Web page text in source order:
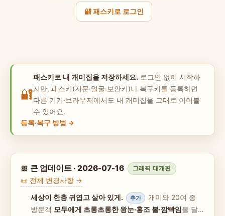
🔐 패스키로 로그인
🔐
패스키로 내 개미집을 저장하세요. 로그인 없이 시작하
지만, 패스키(지문·얼굴·보안키)나 복구키를 등록하면
다른 기기·브라우저에서도 내 개미집을 그대로 이어볼
수 있어요.
등록·복구 방법 →
🎀 큰 업데이트 · 2026-07-16 그래픽 대개편
📜 전체 변경사항 →
세상이 한층 귀엽고 살아 있게. 추가
방문객 모두에게 초롱초롱한 왕눈·홍조 볼·깜빡임을 달